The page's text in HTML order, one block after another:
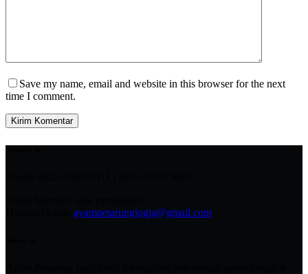
Save my name, email and website in this browser for the next
time I comment.
Kirim Komentar
ayampetarungjogja@gmail.com